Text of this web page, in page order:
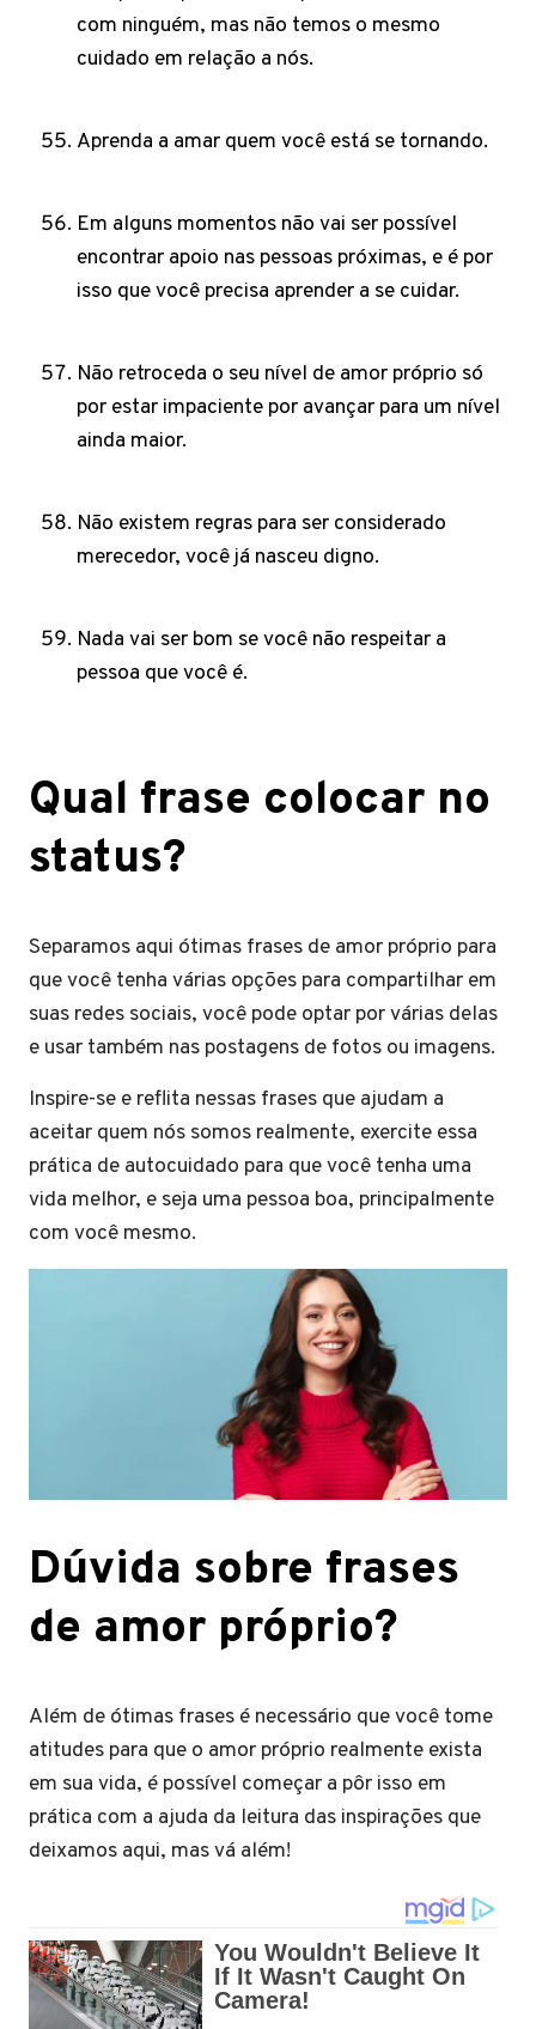
com ninguém, mas não temos o mesmo
cuidado em relação a nós.
Aprenda a amar quem você está se tornando.
Em alguns momentos não vai ser possível
encontrar apoio nas pessoas próximas, e é por
isso que você precisa aprender a se cuidar.
Não retroceda o seu nível de amor próprio só
por estar impaciente por avançar para um nível
ainda maior.
Não existem regras para ser considerado
merecedor, você já nasceu digno.
Nada vai ser bom se você não respeitar a
pessoa que você é.
Qual frase colocar no
status?
Separamos aqui ótimas frases de amor próprio para
que você tenha várias opções para compartilhar em
suas redes sociais, você pode optar por várias delas
e usar também nas postagens de fotos ou imagens.
Inspire-se e reflita nessas frases que ajudam a
aceitar quem nós somos realmente, exercite essa
prática de autocuidado para que você tenha uma
vida melhor, e seja uma pessoa boa, principalmente
com você mesmo.
Dúvida sobre frases
de amor próprio?
Além de ótimas frases é necessário que você tome
atitudes para que o amor próprio realmente exista
em sua vida, é possível começar a pôr isso em
prática com a ajuda da leitura das inspirações que
deixamos aqui, mas vá além!